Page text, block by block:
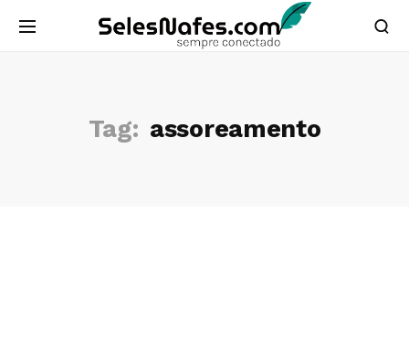
Tag: assoreamento